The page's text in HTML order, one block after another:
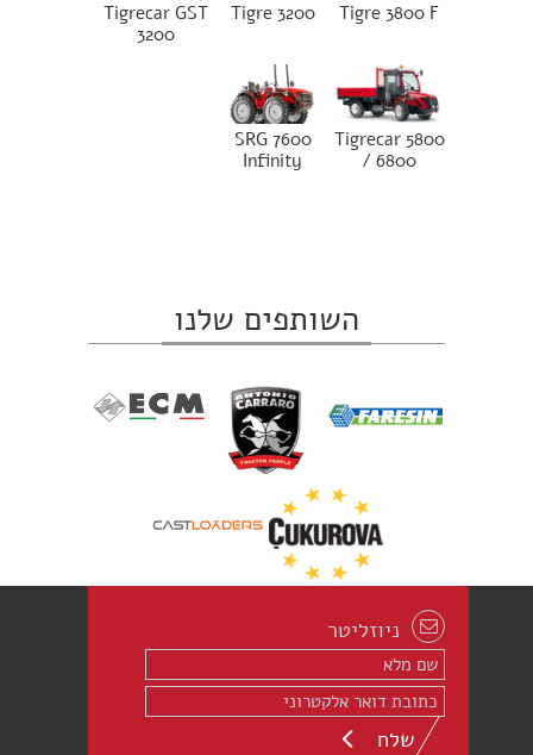
Tigre 3800 F
Tigre 3200
Tigrecar GST
3200
Tigrecar 5800
/ 6800
SRG 7600
Infinity
השותפים שלנו
ניוזליטר
שלח